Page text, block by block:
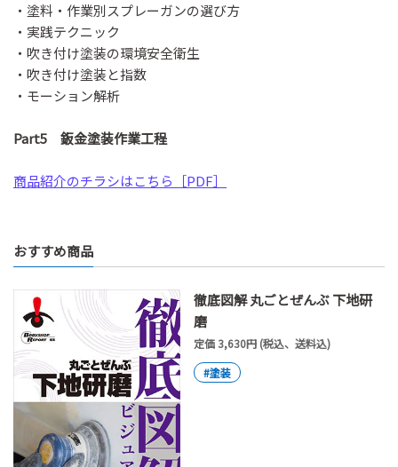
・塗料・作業別スプレーガンの選び方
・実践テクニック
・吹き付け塗装の環境安全衛生
・吹き付け塗装と指数
・モーション解析
Part5 鈑金塗装作業工程
商品紹介のチラシはこちら［PDF］
おすすめ商品
徹底図解 丸ごとぜんぶ 下地研
磨
定価 3,630円 (税込、送料込)
#塗装